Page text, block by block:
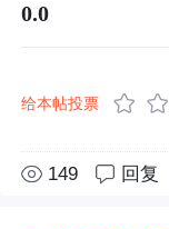
0.0
给本帖投票
149 回复